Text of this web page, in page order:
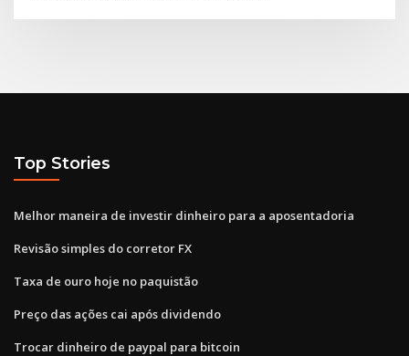
Top Stories
Melhor maneira de investir dinheiro para a aposentadoria
Revisão simples do corretor FX
Taxa de ouro hoje no paquistão
Preço das ações cai após dividendo
Trocar dinheiro de paypal para bitcoin